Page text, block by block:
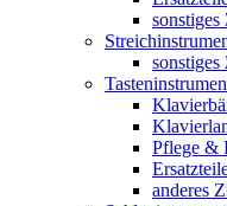
sonstiges
sonstiges
Pflege &
anderes